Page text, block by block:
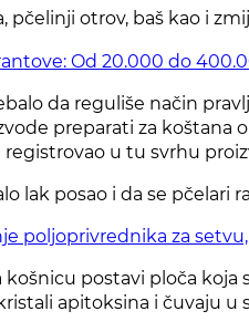
pčelinji otrov, baš kao i
Od 20.000 do
da reguliše način
preparati za koštana
u tu svrhu
lak posao i da se
poljoprivrednika za
košnicu postavi ploča
apitoksina i čuvaju